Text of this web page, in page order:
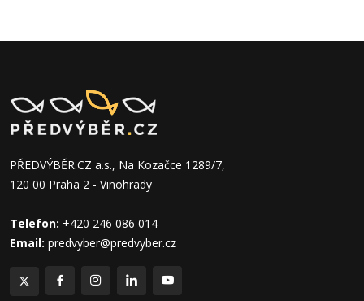
PŘEDVÝBĚR.CZ a.s., Na Kozačce 1289/7,
120 00 Praha 2 - Vinohrady
Telefon: +420 246 086 014
Email: predvyber@predvyber.cz